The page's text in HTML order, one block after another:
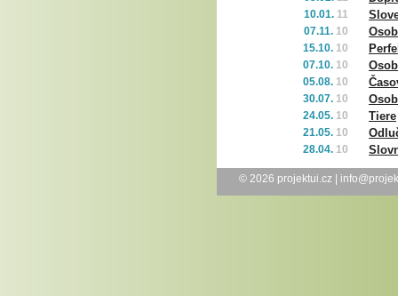
10.01. 11
07.11. 10
15.10. 10
07.10. 10
05.08. 10
30.07. 10
24.05. 10 Tiere
21.05. 10
28.04. 10
© 2026 projektui.cz